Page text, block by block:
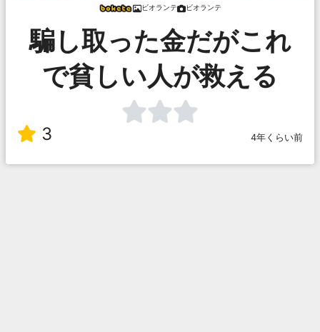
ビオランテ ビオランテ
騙し取った金だがこれ
で貧しい人が救える
3 4年くらい前